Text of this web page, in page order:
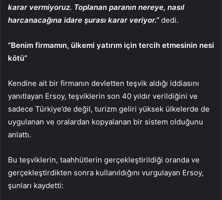
karar vermiyoruz. Toplanan paranın nereye, nasıl
harcanacağına idare şurası karar veriyor.”dedi.
“Benim firmamın, ülkemi yatırım için tercih etmesinin nesi
kötü”
Kendine ait bir firmanın devletten teşvik aldığı iddiasını
yanıtlayan Ersoy, teşviklerin son 40 yıldır verildiğini ve
sadece Türkiye’de değil, turizm geliri yüksek ülkelerde de
uygulanan ve oralardan kopyalanan bir sistem olduğunu
anlattı.
Bu teşviklerin, taahhütlerin gerçekleştirildiği oranda ve
gerçekleştirdikten sonra kullanıldığını vurgulayan Ersoy,
şunları kaydetti: